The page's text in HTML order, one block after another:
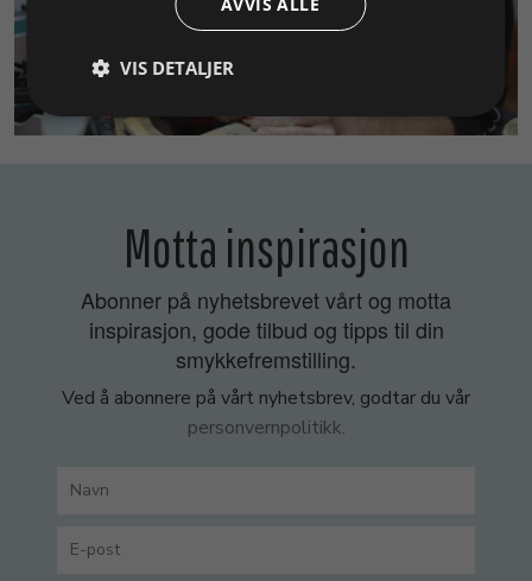
Motta inspirasjon
Abonner på nyhetsbrevet vårt og motta
inspirasjon, gode tilbud og tipps til din
smykkefremstilling.
Ved å abonnere på vårt nyhetsbrev, godtar du vår
personvernpolitikk.
VIS DETALJER